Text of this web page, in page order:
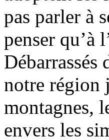
pas parler à
penser qu’à
Débarrassés
notre région
montagnes,
envers les